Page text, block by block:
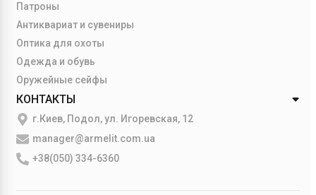
Патроны
Антиквариат и сувениры
Оптика для охоты
Одежда и обувь
Оружейные сейфы
КОНТАКТЫ
г.Киев, Подол, ул. Игоревская, 12
manager@armelit.com.ua
+38(050) 334-6360